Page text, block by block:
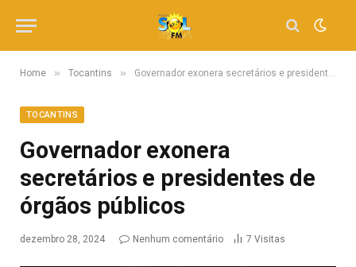
Home » Tocantins » Governador exonera secretários e presidentes de órgãos públicos
TOCANTINS
Governador exonera
secretários e presidentes de
órgãos públicos
dezembro 28, 2024 Nenhum comentário 7 Visitas